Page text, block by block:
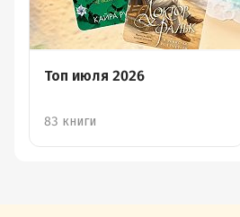
Топ июля 2026
83 книги